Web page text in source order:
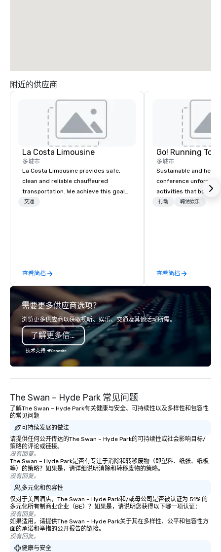
附近的供应商
La Costa Limousine
多城市
La Costa Limousine provides safe,
clean and reliable chauffeured
transportation. We achieve this goal
with highly trained chauffeurs, the
late model luxury vehicles to the
highly experienced and professional
team of chauffeurs and support staff;
you will know quality when you travel
with La Costa Limousine.
交通
查看简档
Go! Running
多城市
Sustainable and
conference
activities that boost
lower carbon
行动 聘请娱乐
查看简档
需要更多供应商选项？
浏览更多供应商以获取视听、娱乐、交通及其他活动所需。
了解更多信息
技术支持
The Swan – Hyde Park 常见问题
了解The Swan – Hyde Park有关健康与安全、可持续性以及多样性和包容性
的常见问题
可持续发展的做法
请提供任何公开传达的The Swan – Hyde Park的可持续性或社会影响目标/
策略的评论或链接。
没有回复。
The Swan – Hyde Park是否有专注于消除和转移废物（即塑料、纸张、纸板
等）的策略？如果是，请详细说明消除和转移废物的策略。
没有回复。
多元化和包容性
仅对于美国酒店，The Swan – Hyde Park和/或母公司是否被认证为 51% 的
多元化所有制商业企业（BE）？如果是，请说明您获得以下哪一项认证：
没有回复。
如果适用，请提供The Swan – Hyde Park关于其在多样性、公平和包容性方
面的承诺和举措的公开报告的链接。
没有回复。
健康与安全